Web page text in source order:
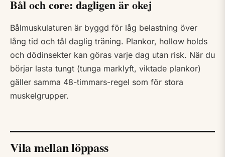
Bål och core: dagligen är okej
Bålmuskulaturen är byggd för låg belastning över
lång tid och tål daglig träning. Plankor, hollow holds
och dödinsekter kan göras varje dag utan risk. När du
börjar lasta tungt (tunga marklyft, viktade plankor)
gäller samma 48-timmars-regel som för stora
muskelgrupper.
Vila mellan löppass